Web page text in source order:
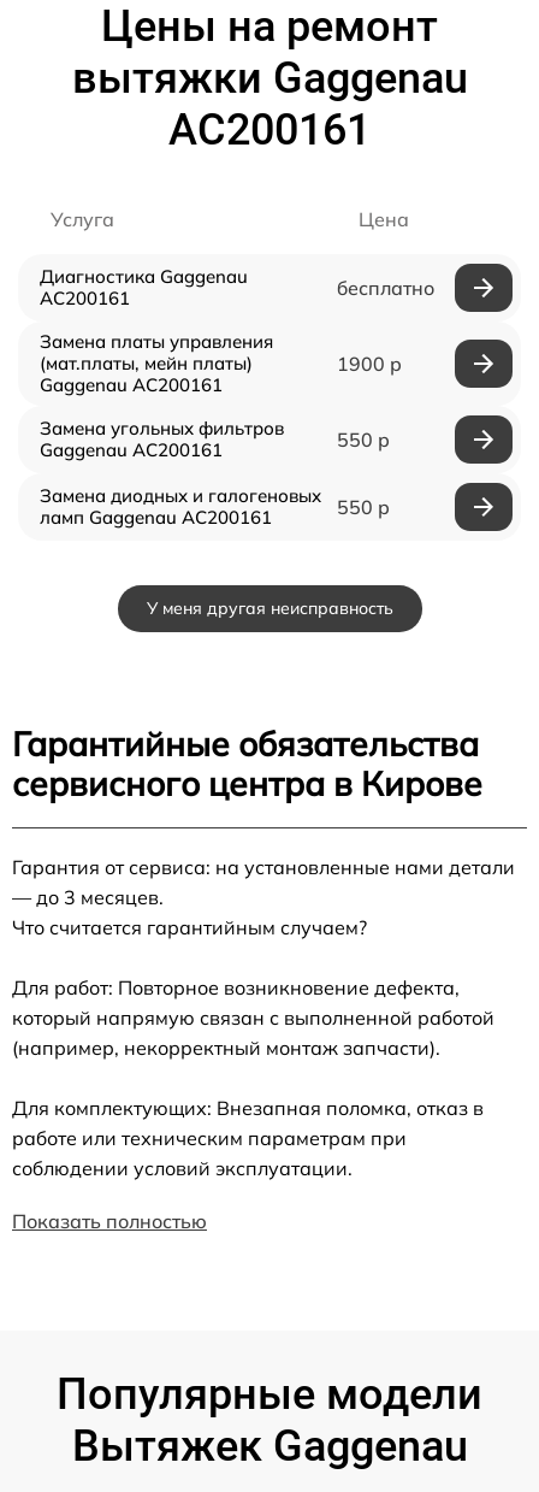
Цены на ремонт
вытяжки Gaggenau
AC200161
Услуга Цена
Диагностика Gaggenau
AC200161
бесплатно
Замена платы управления
(мат.платы, мейн платы)
Gaggenau AC200161
1900 р
Замена угольных фильтров
Gaggenau AC200161
550 р
Замена диодных и галогеновых
ламп Gaggenau AC200161
550 р
У меня другая неисправность
Гарантийные обязательства
сервисного центра в Кирове
Гарантия от сервиса: на установленные нами детали
— до 3 месяцев.
Что считается гарантийным случаем?
Для работ: Повторное возникновение дефекта,
который напрямую связан с выполненной работой
(например, некорректный монтаж запчасти).
Для комплектующих: Внезапная поломка, отказ в
работе или техническим параметрам при
соблюдении условий эксплуатации.
Показать полностью
Популярные модели
Вытяжек Gaggenau